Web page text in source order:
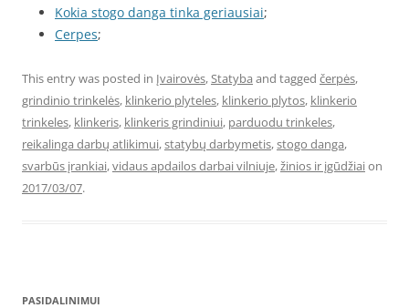
Kokia stogo danga tinka geriausiai;
Cerpes;
This entry was posted in Įvairovės,Statyba and tagged čerpės,
grindinio trinkelės, klinkerio plyteles, klinkerio plytos, klinkerio
trinkeles, klinkeris, klinkeris grindiniui, parduodu trinkeles,
reikalinga darbų atlikimui,statybų darbymetis,stogo danga,
svarbūs įrankiai,vidaus apdailos darbai vilniuje,žinios ir įgūdžiaion
2017/03/07.
PASIDALINIMUI